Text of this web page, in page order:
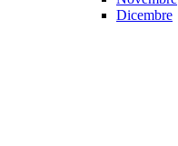
Dicembre